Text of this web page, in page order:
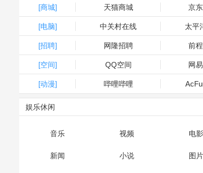
[商城] 天猫商城 京
[电脑] 中关村在线 太平
[招聘] 网隆招聘 前
[空间] QQ空间 网
[动漫] 哔哩哔哩
娱乐休闲
音乐 视频 电影
新闻 小说 图片